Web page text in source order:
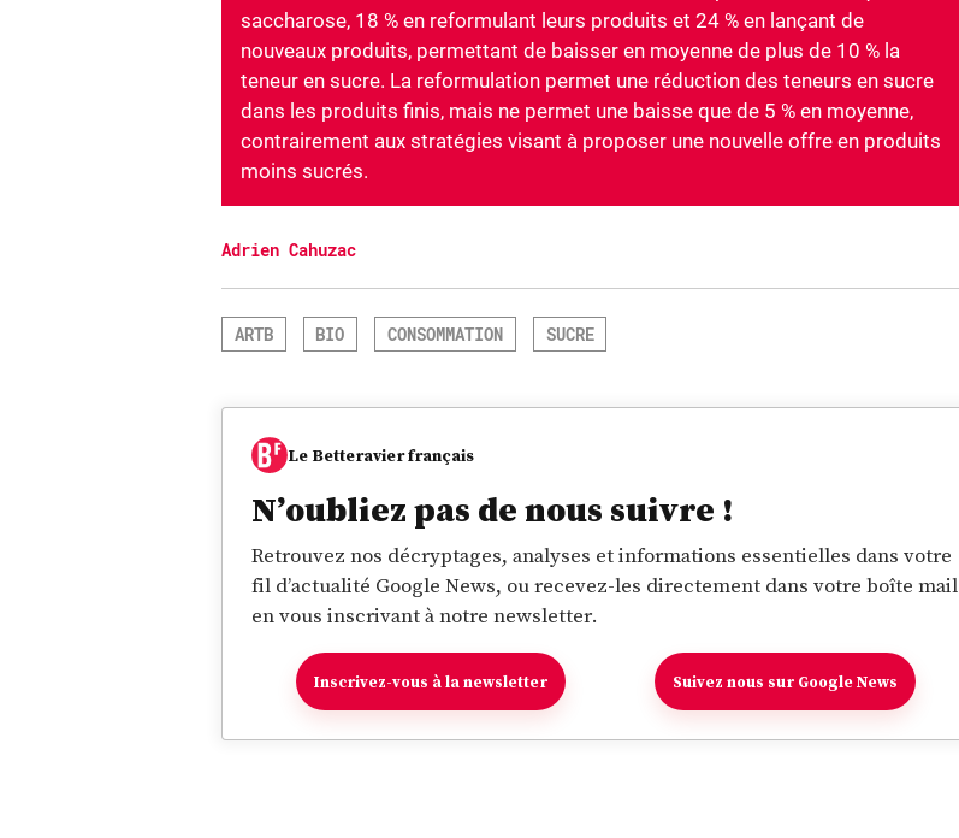
saccharose, 18 % en reformulant leurs produits et 24 % en lançant de
nouveaux produits, permettant de baisser en moyenne de plus de 10 % la
teneur en sucre. La reformulation permet une réduction des teneurs en sucre
dans les produits finis, mais ne permet une baisse que de 5 % en moyenne,
contrairement aux stratégies visant à proposer une nouvelle offre en produits
moins sucrés.
Adrien Cahuzac
ARTB BIO CONSOMMATION SUCRE
Le Betteravier français
N’oubliez pas de nous suivre !
Retrouvez nos décryptages, analyses et informations essentielles dans votre
fil d’actualité Google News, ou recevez-les directement dans votre boîte mail
en vous inscrivant à notre newsletter.
Inscrivez-vous à la newsletter Suivez nous sur Google News